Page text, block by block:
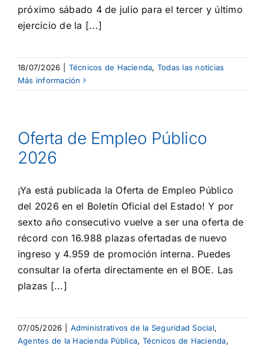
próximo sábado 4 de julio para el tercer y último
ejercicio de la [...]
18/07/2026 Técnicos de Hacienda, Todas las noticias
Más información
Oferta de Empleo Público
2026
¡Ya está publicada la Oferta de Empleo Público
del 2026 en el Boletín Oficial del Estado! Y por
sexto año consecutivo vuelve a ser una oferta de
récord con 16.988 plazas ofertadas de nuevo
ingreso y 4.959 de promoción interna. Puedes
consultar la oferta directamente en el BOE. Las
plazas [...]
07/05/2026 Administrativos de la Seguridad Social,
Agentes de la Hacienda Pública, Técnicos de Hacienda,